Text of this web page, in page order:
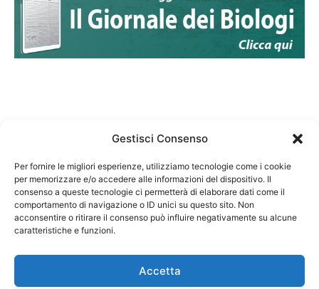
Gestisci Consenso
Per fornire le migliori esperienze, utilizziamo tecnologie come i cookie
per memorizzare e/o accedere alle informazioni del dispositivo. Il
consenso a queste tecnologie ci permetterà di elaborare dati come il
comportamento di navigazione o ID unici su questo sito. Non
acconsentire o ritirare il consenso può influire negativamente su alcune
caratteristiche e funzioni.
Accetta
Federazione Nazionale Degli Ordini dei Biologi:
codice fiscale 80069130583
Responsabile sito internet www.fnob.it: